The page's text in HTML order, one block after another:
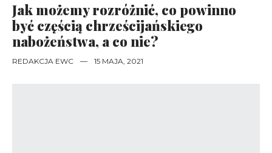
Jak możemy rozróżnić, co powinno
być częścią chrześcijańskiego
nabożeństwa, a co nie?
REDAKCJA EWC — 15 MAJA, 2021